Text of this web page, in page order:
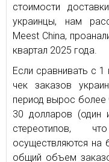
стоимости
украинцы, нам
Meest China,
квартал 2025 года.
Если сравнивать с 1
чек заказов
период вырос более
30 долларов (один
стереотипов,
осуществляются
общий объем